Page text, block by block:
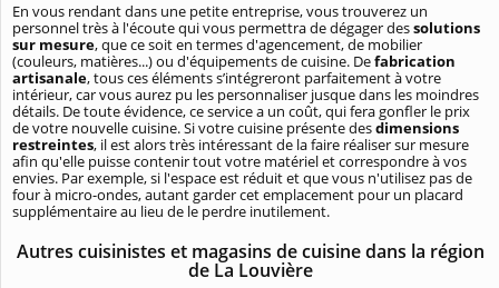
En vous rendant dans une petite entreprise, vous trouverez un
personnel très à l'écoute qui vous permettra de dégager dessolutions
sur mesure, que ce soit en termes d'agencement, de mobilier
(couleurs, matières...) ou d'équipements de cuisine. Defabrication
artisanale, tous ces éléments s’intégreront parfaitement à votre
intérieur, car vous aurez pu les personnaliser jusque dans les moindres
détails. De toute évidence, ce service a un coût, qui fera gonfler le prix
de votre nouvelle cuisine. Si votre cuisine présente desdimensions
restreintes, il est alors très intéressant de la faire réaliser sur mesure
afin qu'elle puisse contenir tout votre matériel et correspondre à vos
envies. Par exemple, si l'espace est réduit et que vous n'utilisez pas de
four à micro-ondes, autant garder cet emplacement pour un placard
supplémentaire au lieu de le perdre inutilement.
Autres cuisinistes et magasins de cuisine dans la région
de La Louvière